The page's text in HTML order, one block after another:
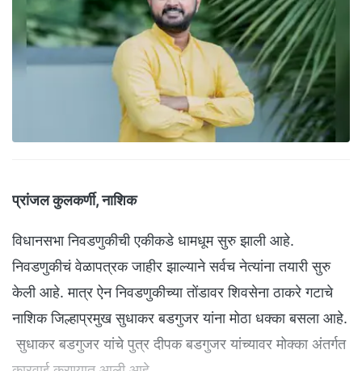
प्रांजल कुलकर्णी, नाशिक
विधानसभा निवडणुकीची एकीकडे धामधूम सुरु झाली आहे.
निवडणुकीचं वेळापत्रक जाहीर झाल्याने सर्वच नेत्यांना तयारी सुरु
केली आहे. मात्र ऐन निवडणुकीच्या तोंडावर शिवसेना ठाकरे गटाचे
नाशिक जिल्हाप्रमुख सुधाकर बडगुजर यांना मोठा धक्का बसला आहे.
सुधाकर बडगुजर यांचे पुत्र दीपक बडगुजर यांच्यावर मोक्का अंतर्गत